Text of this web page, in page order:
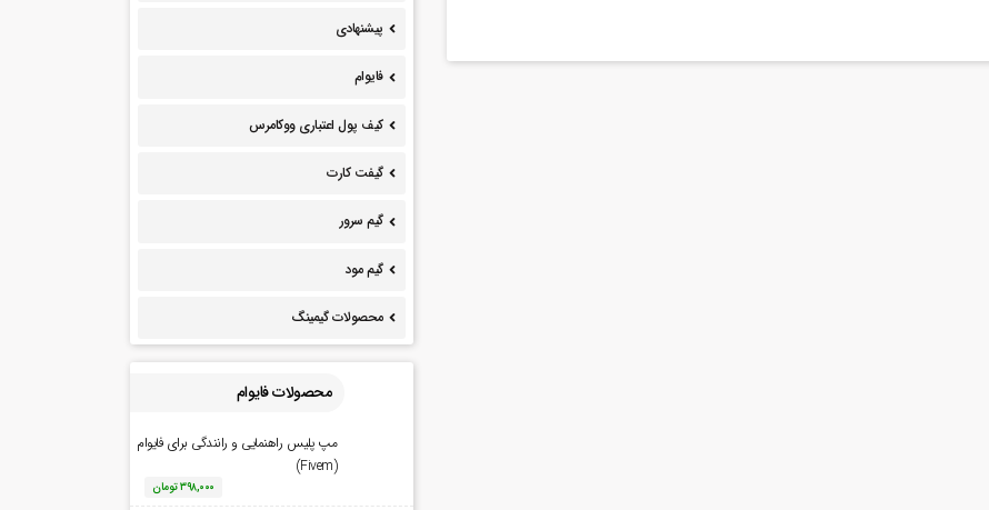
پیشنهادی
فایوام
کیف پول اعتباری ووکامرس
گیفت کارت
گیم سرور
گیم مود
محصولات گیمینگ
محصولات فایوام
مپ پلیس راهنمایی و رانندگی برای فایوام
(Fivem)
۳۹۸,۰۰۰تومان